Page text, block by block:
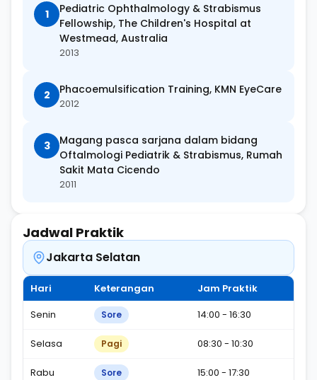
1
Pediatric Ophthalmology & Strabismus
Fellowship, The Children's Hospital at
Westmead, Australia
2013
2 Phacoemulsification Training, KMN EyeCare
2012
3
Magang pasca sarjana dalam bidang
Oftalmologi Pediatrik & Strabismus, Rumah
Sakit Mata Cicendo
2011
Jadwal Praktik
Jakarta Selatan
Hari Keterangan
Jam Praktik
Senin
Sore 14:00 - 16:30
Selasa Pagi 08:30 - 10:30
Rabu Sore 15:00 - 17:30